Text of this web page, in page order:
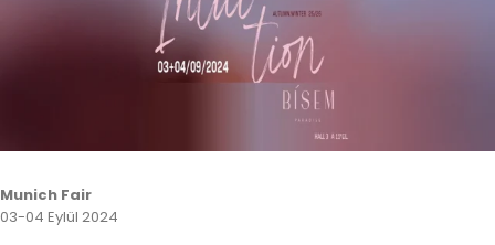
Munich Fair
03-04 Eylül 2024